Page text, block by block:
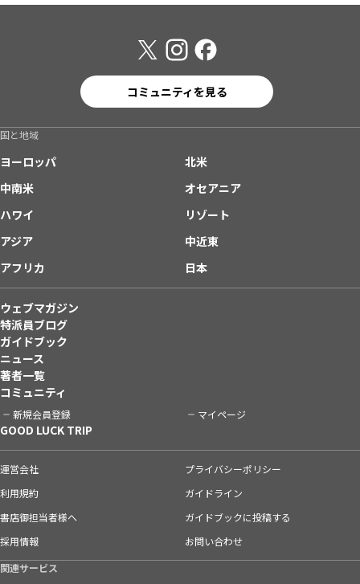
コミュニティを見る
国と地域
ヨーロッパ
北米
中南米
オセアニア
ハワイ
リゾート
アジア
中近東
アフリカ
日本
ウェブマガジン
特派員ブログ
ガイドブック
ニュース
著者一覧
コミュニティ
新規会員登録 マイページ
GOOD LUCK TRIP
運営会社
プライバシーポリシー
利用規約
ガイドライン
書店御担当者様へ
ガイドブックに投稿する
採用情報
お問い合わせ
関連サービス